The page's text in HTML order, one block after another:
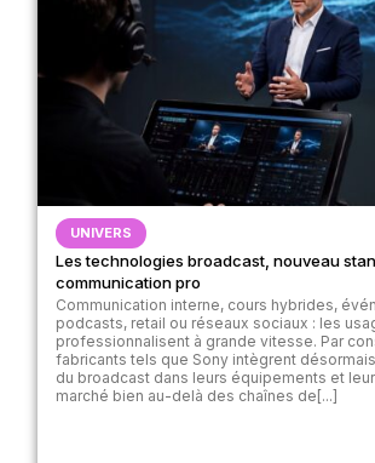
UNIVERS
Les technologies broadcast, nouveau
communication pro
Communication interne, cours hybrides,
podcasts, retail ou réseaux sociaux : les
professionnalisent à grande vitesse. Par
fabricants tels que Sony intègrent
du broadcast dans leurs équipements et
marché bien au-delà des chaînes de[...]